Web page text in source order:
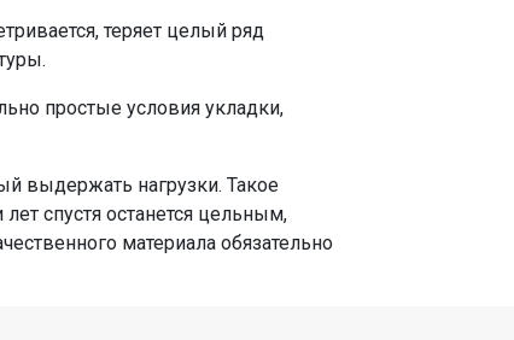
теряет целый ряд
простые условия укладки,
выдержать нагрузки. Такое
спустя останется цельным,
материала обязательно